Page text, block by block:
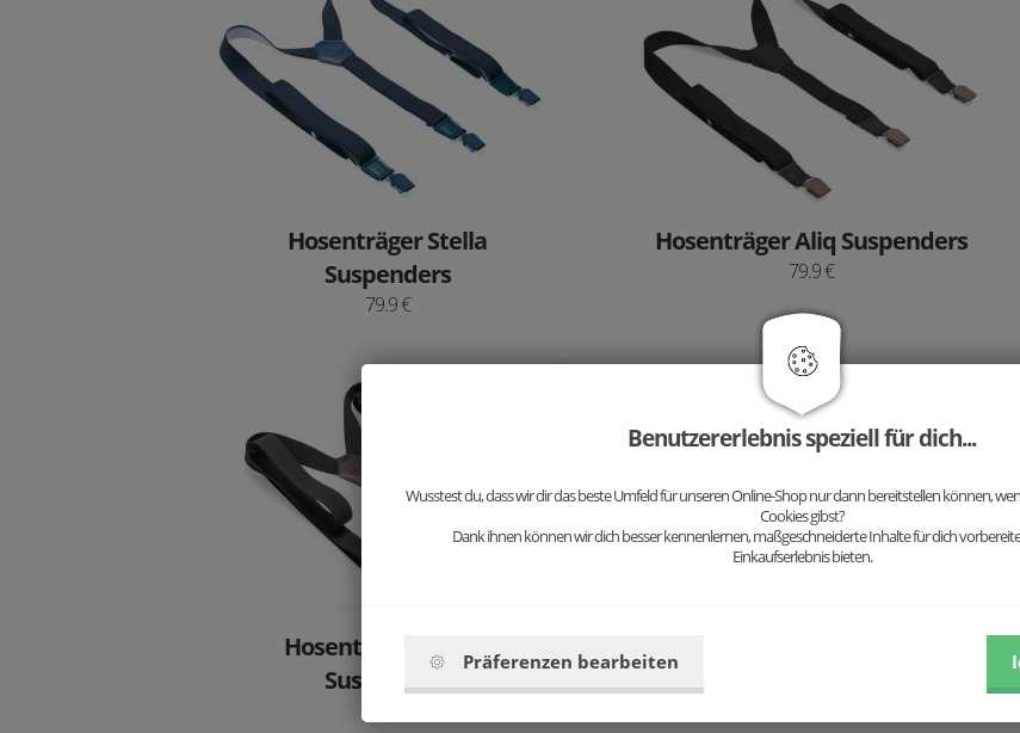
Hosenträger Stella
Suspenders
79.9 €
Hosenträger Aliq Suspenders
79.9 €
Hosenträger Brunn
Suspenders
Benutzererlebnis speziell für dich...
Wusstest du, dass wir dir das beste Umfeld für unseren Online-Shop nur dann bereitstellen können,
Cookies gibst?
Dank ihnen können wir dich besser kennenlernen, maßgeschneiderte Inhalte für dich
Einkaufserlebnis bieten.
Präferenzen bearbeiten